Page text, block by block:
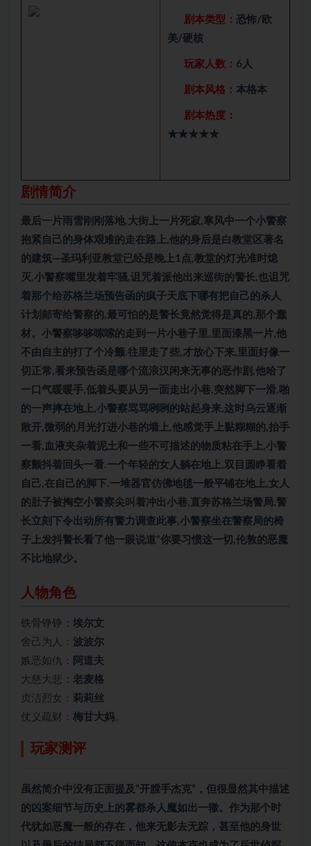
剧本类型： 恐怖/欧
美/硬核
玩家人数： 6人
剧本风格： 本格本
剧本热度：
★★★★★
剧情简介
最后一片雨雪刚刚落地,大街上一片死寂,寒风中一个小警察
抱紧自己的身体艰难的走在路上,他的身后是白教堂区著名
的建筑—圣玛利亚教堂已经是晚上1点,教堂的灯光准时熄
灭,小警察嘴里发着牢骚,诅咒着派他出来巡街的警长,也诅咒
着那个给苏格兰场预告函的疯子天底下哪有把自己的杀人
计划邮寄给警察的,最可怕的是警长竟然觉得是真的,那个蠢
材。小警察哆哆嗦嗦的走到一片小巷子里,里面漆黑一片,他
不由自主的打了个冷颤.往里走了些,才放心下来,里面好像一
切正常,看来预告函是哪个流浪汉闲来无事的恶作剧,他哈了
一口气暖暖手,低着头要从另一面走出小巷,突然脚下一滑,啪
的一声摔在地上,小警察骂骂咧咧的站起身来,这时乌云逐渐
散开,微弱的月光打进小巷的墙上,他感觉手上黏糊糊的,抬手
一看,血液夹杂着泥土和一些不可描述的物质粘在手上,小警
察颤抖着回头一看.一个年轻的女人躺在地上,双目圆睁看着
自己,在自己的脚下.一堆器官仿佛地毯一般平铺在地上,女人
的肚子被掏空小警察尖叫着冲出小巷,直奔苏格兰场警局,警
长立刻下令出动所有警力调查此事,小警察坐在警察局的椅
子上发抖警长看了他一眼说道“你要习惯这一切,伦敦的恶魔
不比地狱少。
人物角色
铁骨铮铮： 埃尔文
舍己为人： 波波尔
嫉恶如仇：
阿道夫
大慈大悲： 老麦格
贞洁烈女： 莉莉丝
仗义疏财： 梅甘大妈
玩家测评
虽然简介中没有正面提及“开膛手杰克”，但很显然其中描述
的凶案细节与历史上的雾都杀人魔如出一辙。作为那个时
代犹如恶魔一般的存在，他来无影去无踪，甚至他的身世